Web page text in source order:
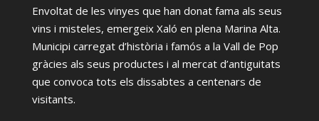
Envoltat de les vinyes que han donat fama als seus
vins i misteles, emergeix Xaló en plena Marina Alta.
Municipi carregat d’història i famós a la Vall de Pop
gràcies als seus productes i al mercat d’antiguitats
que convoca tots els dissabtes a centenars de
visitants.